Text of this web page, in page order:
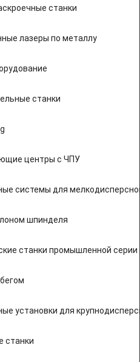
станки
лазеры по металлу
станки
центры с ЧПУ
системы для
шпинделя
станки промышленной серии
установки для
станки